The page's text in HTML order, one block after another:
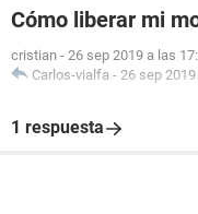
Cómo liberar mi
cristian - 26 sep 2019 a las
Carlos-vialfa - 26 sep
1 respuesta